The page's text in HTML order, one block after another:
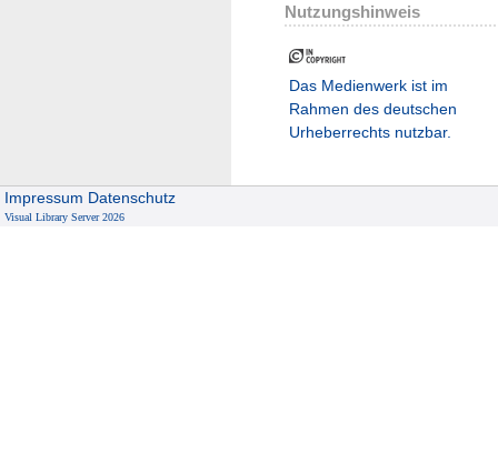
Nutzungshinweis
Das Medienwerk ist im
Rahmen des deutschen
Urheberrechts nutzbar.
Impressum Datenschutz
Visual Library Server 2026